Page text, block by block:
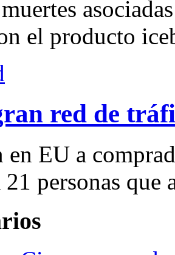
el producto
red de
en EU a
personas que